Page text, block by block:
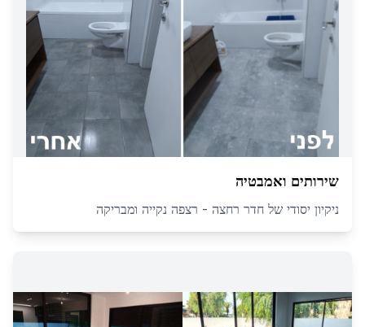
שירותים ואמבטיה
ניקיון יסודי של חדר רחצה - רצפה נקייה ומבריקה